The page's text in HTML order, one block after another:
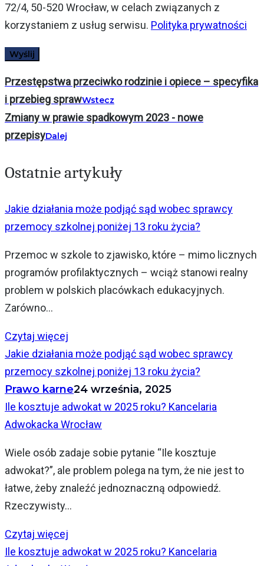
72/4, 50-520 Wrocław, w celach związanych z
korzystaniem z usług serwisu. Polityka prywatności
Przestępstwa przeciwko rodzinie i opiece – specyfika
i przebieg sprawWstecz
Zmiany w prawie spadkowym 2023 - nowe
przepisyDalej
Ostatnie artykuły
Jakie działania może podjąć sąd wobec sprawcy
przemocy szkolnej poniżej 13 roku życia?
Przemoc w szkole to zjawisko, które – mimo licznych
programów profilaktycznych – wciąż stanowi realny
problem w polskich placówkach edukacyjnych.
Zarówno...
Czytaj więcej
Jakie działania może podjąć sąd wobec sprawcy
przemocy szkolnej poniżej 13 roku życia?
Prawo karne24 września, 2025
Ile kosztuje adwokat w 2025 roku? Kancelaria
Adwokacka Wrocław
Wiele osób zadaje sobie pytanie “Ile kosztuje
adwokat?”, ale problem polega na tym, że nie jest to
łatwe, żeby znaleźć jednoznaczną odpowiedź.
Rzeczywisty...
Czytaj więcej
Ile kosztuje adwokat w 2025 roku? Kancelaria